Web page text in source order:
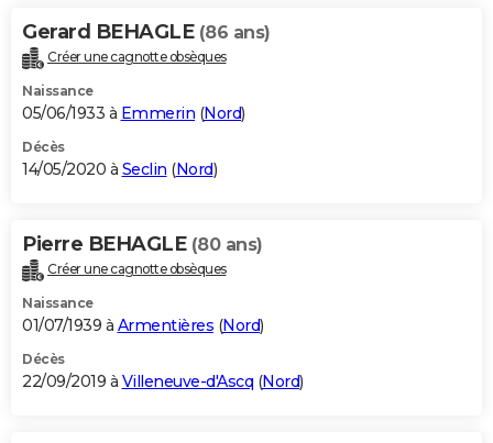
Gerard BEHAGLE (86 ans)
Créer une cagnotte obsèques
Naissance
05/06/1933 à Emmerin (Nord)
Décès
14/05/2020 à Seclin (Nord)
Pierre BEHAGLE (80 ans)
Créer une cagnotte obsèques
Naissance
01/07/1939 à Armentières (Nord)
Décès
22/09/2019 à Villeneuve-d'Ascq (Nord)